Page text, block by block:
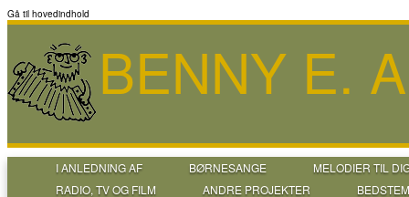
Gå til hovedindhold
BENNY E.
I ANLEDNING AF BØRNESANGE
MELODIER TIL
RADIO, TV OG FILM
ANDRE PROJEKTER